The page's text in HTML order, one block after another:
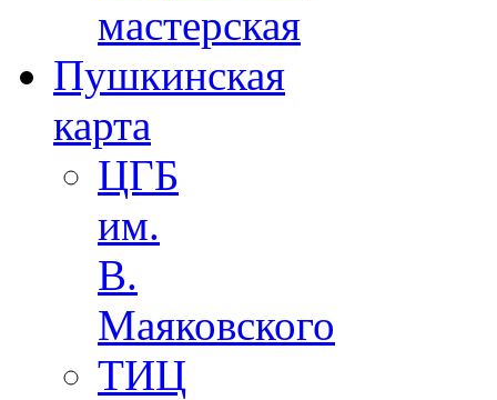
мастерская
Пушкинская
карта
ЦГБ
им.
В.
Маяковского
ТИЦ